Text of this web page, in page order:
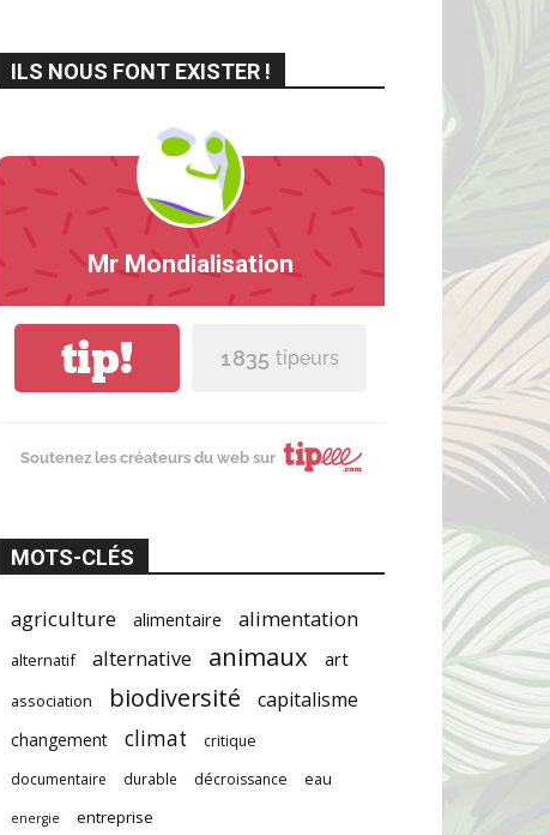
ILS NOUS FONT EXISTER !
Mr Mondialisation
tip! 1 835 tipeurs
Soutenez les créateurs du web sur
MOTS-CLÉS
agriculture alimentaire alimentation
alternatif alternative animaux art
association biodiversité capitalisme
changement climat
critique
documentaire
durable décroissance eau
energie entreprise